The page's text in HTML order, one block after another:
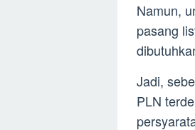
Namun,
pasang
Jadi,
PLN